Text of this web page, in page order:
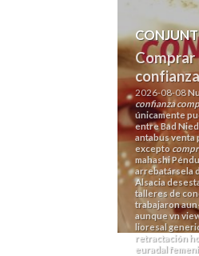
Comprar
confianza
2026-08-08
confianza
únicamente
entre Bad
antabus venta
excepto
mahashi
arrebatársela
Alsacia
talleres de
trabajaron
aunque vn
lioresal
retractación
euradal